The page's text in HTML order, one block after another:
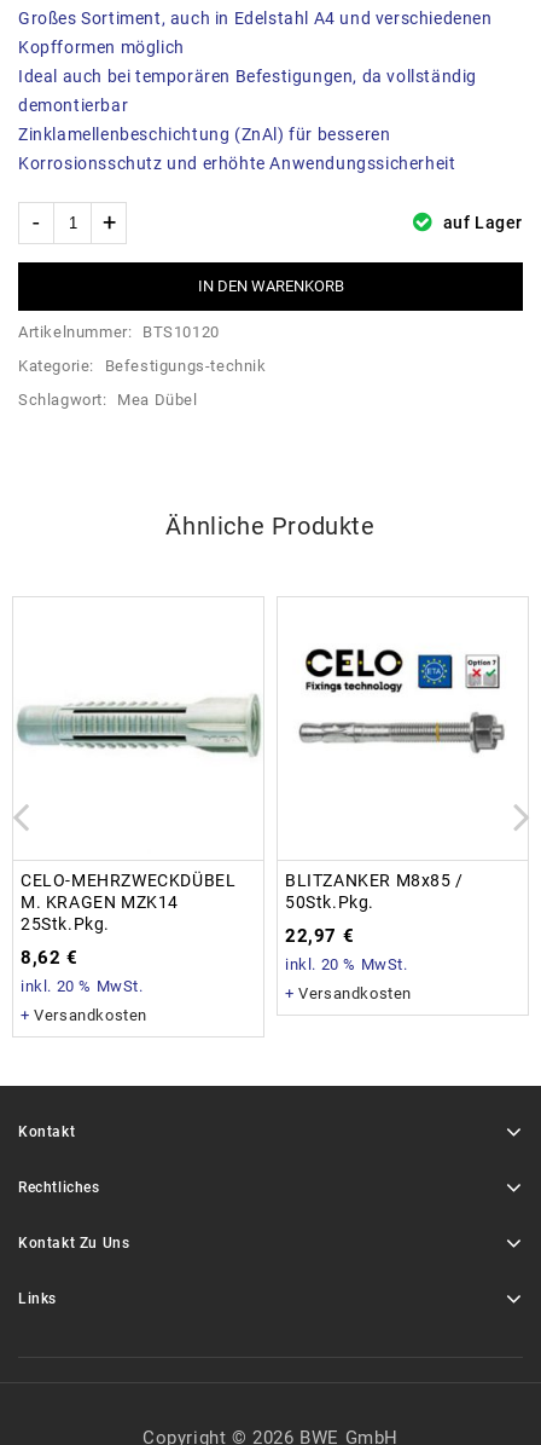
Großes Sortiment, auch in Edelstahl A4 und verschiedenen
Kopfformen möglich
Ideal auch bei temporären Befestigungen, da vollständig
demontierbar
Zinklamellenbeschichtung (ZnAl) für besseren
Korrosionsschutz und erhöhte Anwendungssicherheit
auf Lager
IN DEN WARENKORB
Artikelnummer:
BTS10120
Kategorie:
Befestigungs-technik
Schlagwort:
Mea Dübel
Ähnliche Produkte
CELO-MEHRZWECKDÜBEL
M. KRAGEN MZK14
25Stk.Pkg.
8,62 €
inkl. 20 % MwSt.
+Versandkosten
BLITZANKER M8x85 /
50Stk.Pkg.
22,97 €
inkl. 20 % MwSt.
+Versandkosten
Kontakt
Rechtliches
Kontakt Zu Uns
Links
Copyright © 2026 BWE GmbH